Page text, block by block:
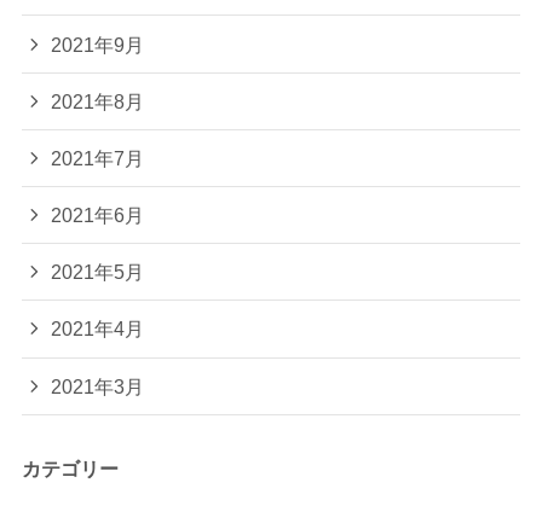
2021年9月
2021年8月
2021年7月
2021年6月
2021年5月
2021年4月
2021年3月
カテゴリー